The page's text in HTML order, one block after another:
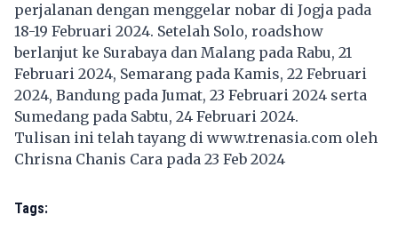
perjalanan dengan menggelar nobar di Jogja pada
18-19 Februari 2024. Setelah Solo, roadshow
berlanjut ke Surabaya dan Malang pada Rabu, 21
Februari 2024, Semarang pada Kamis, 22 Februari
2024, Bandung pada Jumat, 23 Februari 2024 serta
Sumedang pada Sabtu, 24 Februari 2024.
Tulisan ini telah tayang di www.trenasia.com oleh
Chrisna Chanis Cara pada 23 Feb 2024
Tags: